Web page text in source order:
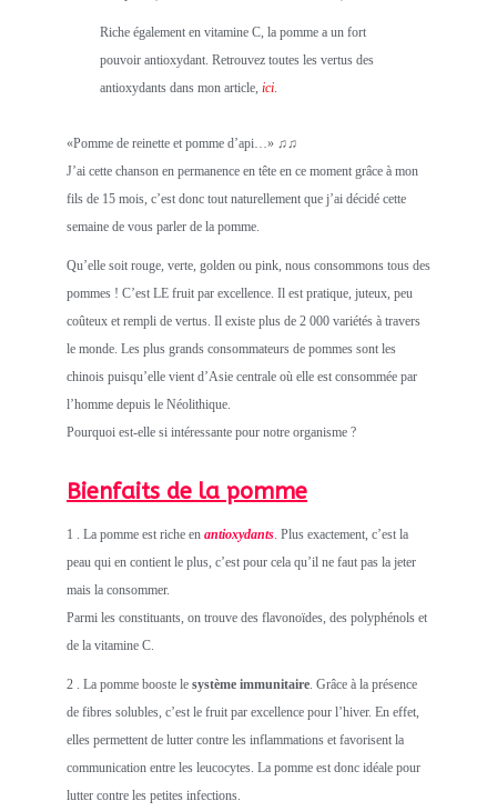
«Pomme de reinette et pomme d’api…» ♫♫
J’ai cette chanson en permanence en tête en ce moment grâce à mon
fils de 15 mois, c’est donc tout naturellement que j’ai décidé cette
semaine de vous parler de la pomme.
Qu’elle soit rouge, verte, golden ou pink, nous consommons tous des
pommes ! C’est LE fruit par excellence. Il est pratique, juteux, peu
coûteux et rempli de vertus. Il existe plus de 2 000 variétés à travers
le monde. Les plus grands consommateurs de pommes sont les
chinois puisqu’elle vient d’Asie centrale où elle est consommée par
l’homme depuis le Néolithique.
Pourquoi est-elle si intéressante pour notre organisme ?
Bienfaits de la pomme
1 . La pomme est riche en antioxydants. Plus exactement, c’est la
peau qui en contient le plus, c’est pour cela qu’il ne faut pas la jeter
mais la consommer.
Parmi les constituants, on trouve des flavonoïdes, des polyphénols et
de la vitamine C.
2 . La pomme booste le système immunitaire. Grâce à la présence
de fibres solubles, c’est le fruit par excellence pour l’hiver. En effet,
elles permettent de lutter contre les inflammations et favorisent la
communication entre les leucocytes. La pomme est donc idéale pour
lutter contre les petites infections.
Riche également en vitamine C, la pomme a un fort
pouvoir antioxydant. Retrouvez toutes les vertus des
antioxydants dans mon article, ici.